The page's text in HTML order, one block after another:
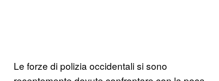
Le forze di polizia occidentali si sono